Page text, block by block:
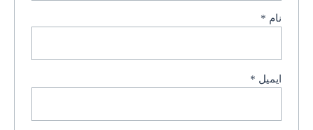
نام *
ایمیل *